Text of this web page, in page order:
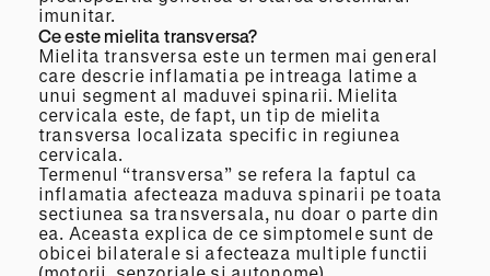
imunitar.
Ce este mielita transversa?
Mielita transversa este un termen mai general
care descrie inflamatia pe intreaga latime a
unui segment al maduvei spinarii. Mielita
cervicala este, de fapt, un tip de mielita
transversa localizata specific in regiunea
cervicala.
Termenul “transversa” se refera la faptul ca
inflamatia afecteaza maduva spinarii pe toata
sectiunea sa transversala, nu doar o parte din
ea. Aceasta explica de ce simptomele sunt de
obicei bilaterale si afecteaza multiple functii